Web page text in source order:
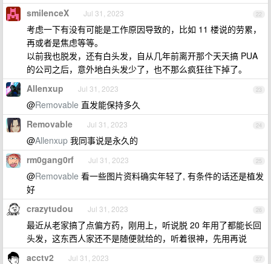
22
smilenceX Jul 31, 2023
考虑一下有没有可能是工作原因导致的，比如 11 楼说的劳累，
再或者是焦虑等等。
以前我也脱发，还有白头发，自从几年前离开那个天天搞 PUA
的公司之后，意外地白头发少了，也不那么疯狂往下掉了。
23
Allenxup Jul 31, 2023
@Removable 直发能保持多久
24
Removable Jul 31, 2023
@Allenxup 我同事说是永久的
25
rm0gang0rf Jul 31, 2023
@Removable 看一些图片资料确实年轻了, 有条件的话还是植发
好
26
crazytudou Jul 31, 2023
最近从老家搞了点偏方药，刚用上，听说脱 20 年用了都能长回
头发，这东西人家还不是随便就给的，听着很神，先用再说
27
acctv2 Jul 31, 2023